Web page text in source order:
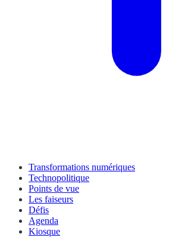
Transformations numériques
Technopolitique
Points de vue
Les faiseurs
Défis
Agenda
Kiosque